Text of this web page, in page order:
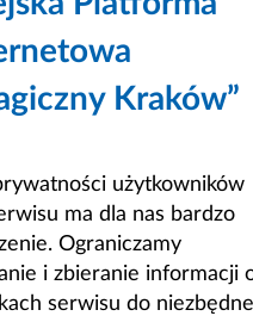
Kraków”
użytkowników
ma dla nas bardzo
Ograniczamy
i zbieranie informacji
serwisu do